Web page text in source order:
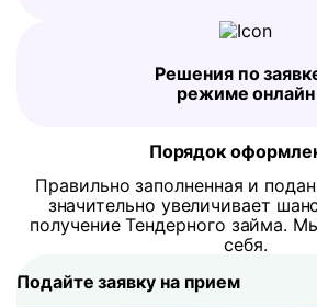
Решения по
режиме онлайн
Порядок
Правильно заполненная и
значительно увеличивает
получение Тендерного займа.
себя.
Подайте заявку на прием